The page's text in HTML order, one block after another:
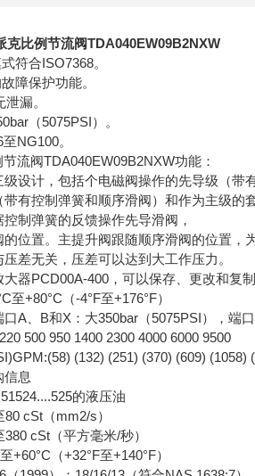
克比例节流阀TDA040EW09B2NXW
符合ISO7368。
障保护功能。
漏。
（5075PSI）。
NG100。
流阀TDA040EW09B2NXW功能：
设计，包括个电磁阀操作的先导级（带
有控制弹簧和顺序滑阀）和作为主级的
制弹簧的反馈操作先导滑阀，
位置。主提升阀跟随顺序滑阀的位置
差无关，压差可以达到大工作压力。
器PCD00A-400，可以保存、更改和复制
至+80°C（-4°F至+176°F）
A、B和X：大350bar（5075PSI），端口
500 950 1400 2300 4000 6000 9500
(132) (251) (370) (609) (1058)
信息
的液压油
cSt（mm2/s）
cSt（平方毫米/秒）
+60°C（+32°F至+140°F）